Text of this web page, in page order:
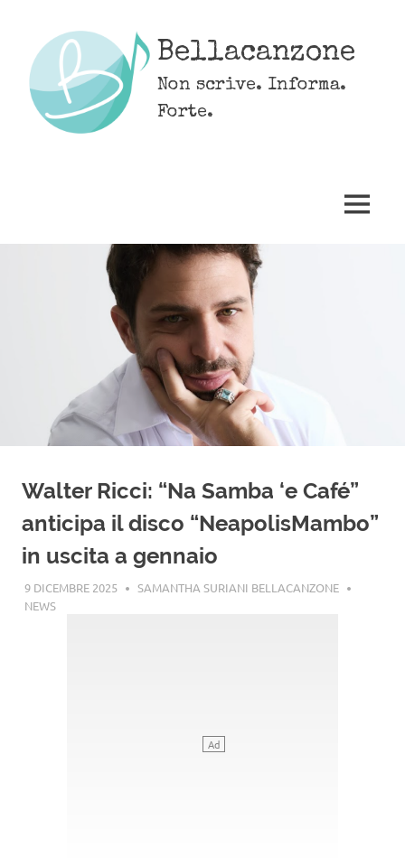
content
Bellacanzone
Non scrive. Informa.
Forte.
MENU
Walter Ricci: “Na Samba ‘e Café”
anticipa il disco “NeapolisMambo”
in uscita a gennaio
9 DICEMBRE 2025
SAMANTHA SURIANI BELLACANZONE
NEWS